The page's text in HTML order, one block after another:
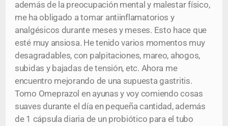
además de la preocupación mental y malestar físico,
me ha obligado a tomar antiinflamatorios y
analgésicos durante meses y meses. Esto hace que
esté muy ansiosa. He tenido varios momentos muy
desagradables, con palpitaciones, mareo, ahogos,
subidas y bajadas de tensión, etc. Ahora me
encuentro mejorando de una supuesta gastritis.
Tomo Omeprazol en ayunas y voy comiendo cosas
suaves durante el día en pequeña cantidad, además
de 1 cápsula diaria de un probiótico para el tubo